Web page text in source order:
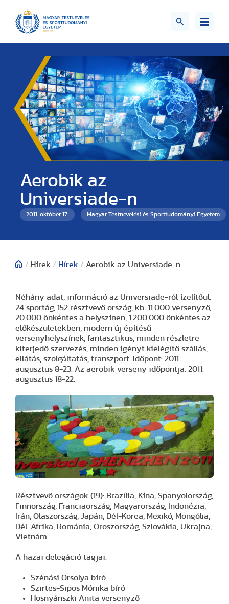
Aerobik az
Universiade-n
2011. október 17. Magyar Testnevelési és Sporttudományi Egyetem
/ Hírek / Hírek / Aerobik az Universiade-n
Néhány adat, információ az Universiade-ról ízelítőül:
24 sportág, 152 résztvevő ország, kb. 11.000 versenyző,
20.000 önkéntes a helyszínen, 1.200.000 önkéntes az
előkészületekben, modern új építésű
versenyhelyszínek, fantasztikus, minden részletre
kiterjedő szervezés, minden igényt kielégítő szállás,
ellátás, szolgáltatás, transzport. Időpont: 2011.
augusztus 8-23. Az aerobik verseny időpontja: 2011.
augusztus 18-22.
Résztvevő országok (19): Brazília, Kína, Spanyolország,
Finnország, Franciaország, Magyarország, Indonézia,
Irán, Olaszország, Japán, Dél-Korea, Mexikó, Mongólia,
Dél-Afrika, Románia, Oroszország, Szlovákia, Ukrajna,
Vietnám.
A hazai delegáció tagjai:
Szénási Orsolya bíró
Szirtes-Sipos Mónika bíró
Hosnyánszki Anita versenyző